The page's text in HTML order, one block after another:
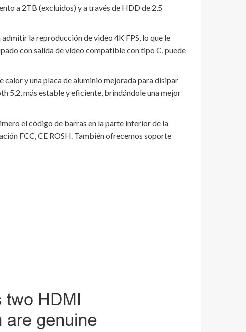
a 2TB (excluidos) y a través de HDD de 2,5
la reproducción de video 4K FPS, lo que le
con salida de vídeo compatible con tipo C, puede
y una placa de aluminio mejorada para disipar
5,2, más estable y eficiente, brindándole una mejor
el código de barras en la parte inferior de la
FCC, CE ROSH. También ofrecemos soporte